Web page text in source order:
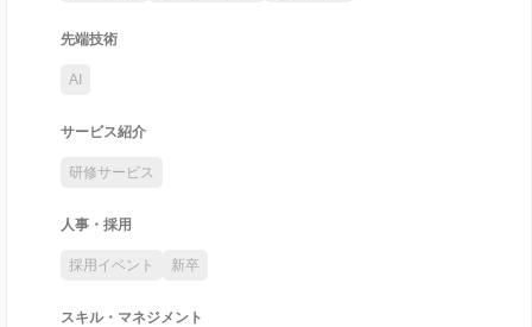
先端技術
AI
サービス紹介
研修サービス
人事・採用
採用イベント 新卒
スキル・マネジメント